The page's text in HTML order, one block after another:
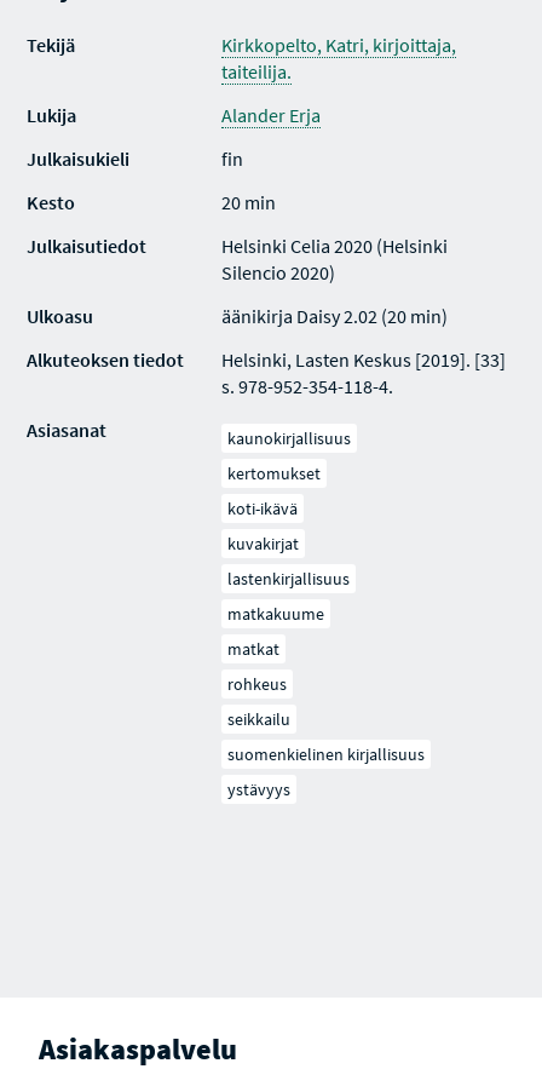
Tekijä
Kirkkopelto, Katri, kirjoittaja,
taiteilija.
Lukija
Alander Erja
Julkaisukieli
fin
Kesto
20 min
Julkaisutiedot
Helsinki Celia 2020 (Helsinki
Silencio 2020)
Ulkoasu
äänikirja Daisy 2.02 (20 min)
Alkuteoksen tiedot
Helsinki, Lasten Keskus [2019]. [33]
s. 978-952-354-118-4.
Asiasanat
kaunokirjallisuus
kertomukset
koti-ikävä
kuvakirjat
lastenkirjallisuus
matkakuume
matkat
rohkeus
seikkailu
suomenkielinen kirjallisuus
ystävyys
Asiakaspalvelu